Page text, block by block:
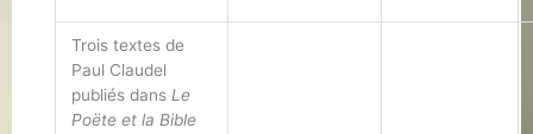
Trois textes de
Paul Claudel
publiés dans Le
Poëte et la Bible